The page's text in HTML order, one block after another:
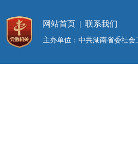
网站首页 |联系我们
主办单位：中共湖南省委社